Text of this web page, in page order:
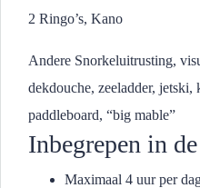
2 Ringo’s, Kano
Andere Snorkeluitrusting,
dekdouche, zeeladder, jetski,
paddleboard, “big mable”
Inbegrepen in
Maximaal 4 uur per